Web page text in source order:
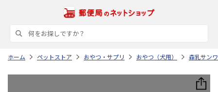
ホーム ペットストア おやつ・サプリ おやつ（犬用） 森乳サン